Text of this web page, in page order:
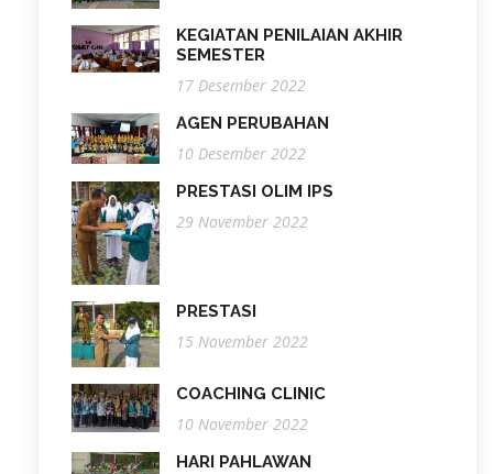
KEGIATAN PENILAIAN AKHIR
SEMESTER
17 Desember 2022
AGEN PERUBAHAN
10 Desember 2022
PRESTASI OLIM IPS
29 November 2022
PRESTASI
15 November 2022
COACHING CLINIC
10 November 2022
HARI PAHLAWAN